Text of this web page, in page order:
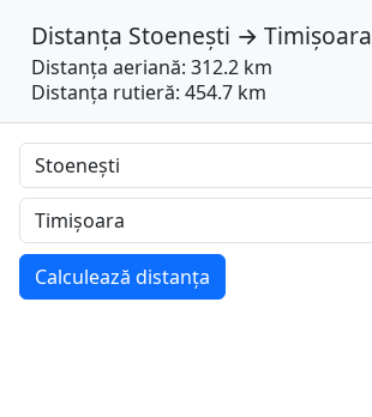
Distanța Stoenești → Timișoara
Distanța aeriană: 312.2 km
Distanța rutieră: 454.7 km
Calculează distanța